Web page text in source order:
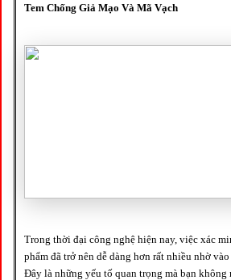
Tem Chống Giả Mạo Và Mã Vạch
Trong thời đại công nghệ hiện nay, việc xác
phẩm đã trở nên dễ dàng hơn rất nhiều nhờ
Đây là những yếu tố quan trọng mà bạn không